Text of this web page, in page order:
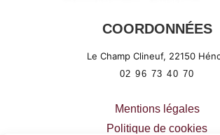
COORDONNÉES
Le Champ Clineuf, 22150
02 96 73 40 70
Mentions légales
Politique de cookies